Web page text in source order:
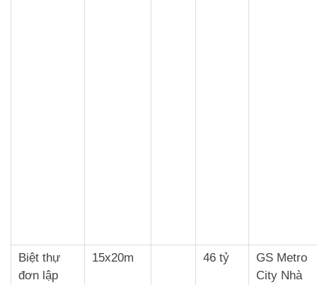
Biệt thự
đơn lập
15x20m 46 tỷ
GS Metro
City Nhà